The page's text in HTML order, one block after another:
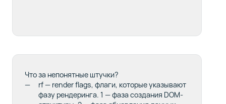
Что за непонятные штучки?
rf— render flags, флаги, которые указывают
фазу рендеринга.1 — фаза создания DOM-